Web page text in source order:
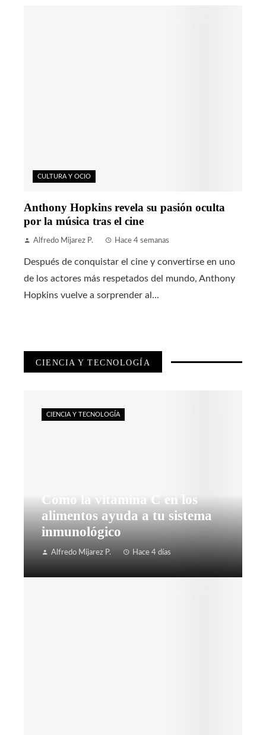
CULTURA Y OCIO
Anthony Hopkins revela su pasión oculta
por la música tras el cine
Alfredo Mijarez P. Hace 4 semanas
Después de conquistar el cine y convertirse en uno
de los actores más respetados del mundo, Anthony
Hopkins vuelve a sorprender al...
CIENCIA Y TECNOLOGÍA
Cómo la vitamina C en los
alimentos ayuda a tu sistema
inmunológico
Alfredo Mijarez P. Hace 4 días
CIENCIA Y TECNOLOGÍA